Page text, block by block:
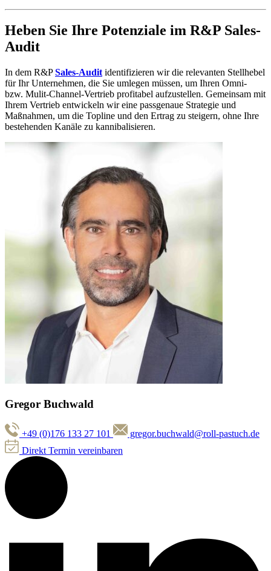
Heben Sie Ihre Potenziale im R&P Sales-
Audit
In dem R&PSales-Audit identifizieren wir die relevanten Stellhebel
für Ihr Unternehmen, die Sie umlegen müssen, um Ihren Omni-
bzw. Mulit-Channel-Vertrieb profitabel aufzustellen. Gemeinsam mit
Ihrem Vertrieb entwickeln wir eine passgenaue Strategie und
Maßnahmen, um die Topline und den Ertrag zu steigern, ohne Ihre
bestehenden Kanäle zu kannibalisieren.
Gregor Buchwald
+49 (0)176 133 27 101
gregor.buchwald@roll-pastuch.de
Direkt Termin vereinbaren